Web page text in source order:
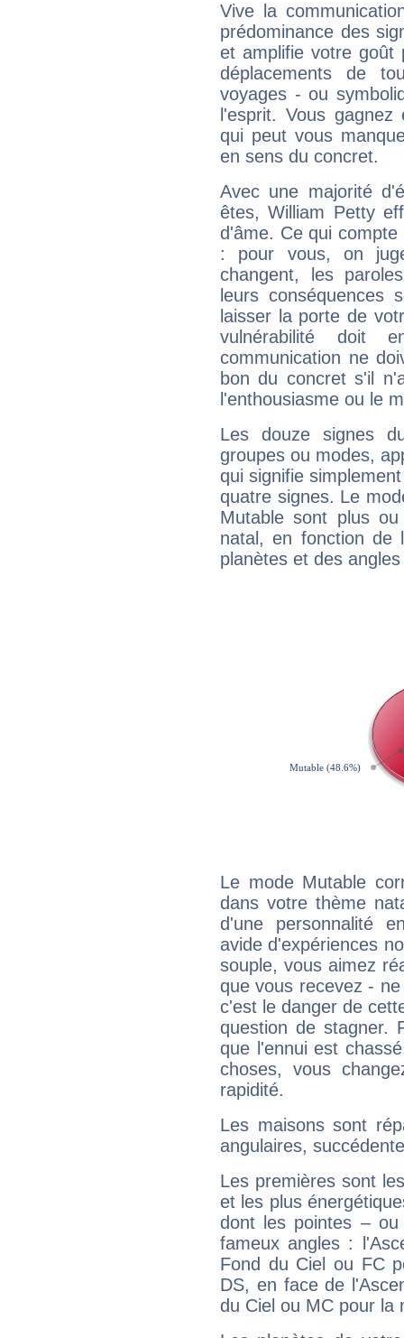
Vive la
prédominance des
et amplifie votre goût
déplacements de
voyages - ou
l'esprit. Vous
qui peut vous
en sens du concret.
Avec une majorité
êtes, William Petty
d'âme. Ce qui
: pour vous, on
changent, les
leurs conséquences
laisser la porte de
vulnérabilité doit
communication ne
bon du concret s'il
l'enthousiasme ou le
Les douze signes
groupes ou modes,
qui signifie
quatre signes. Le
Mutable sont plus
natal, en fonction de
planètes et des
Le mode Mutable
dans votre thème
d'une personnalité
avide d'expériences
souple, vous aimez
que vous recevez -
c'est le danger de
question de stagner.
que l'ennui est
choses, vous
rapidité.
Les maisons sont
angulaires,
Les premières sont
et les plus
dont les pointes –
fameux angles :
Fond du Ciel ou FC
DS, en face de
du Ciel ou MC pour la